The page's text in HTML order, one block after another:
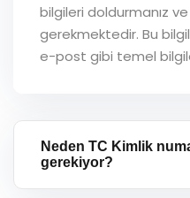
bilgileri doldurmanız
gerekmektedir. Bu
e-post gibi temel
Neden TC Kimlik
gerekiyor?